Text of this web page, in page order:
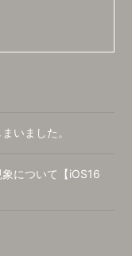
いました。
について【iOS16